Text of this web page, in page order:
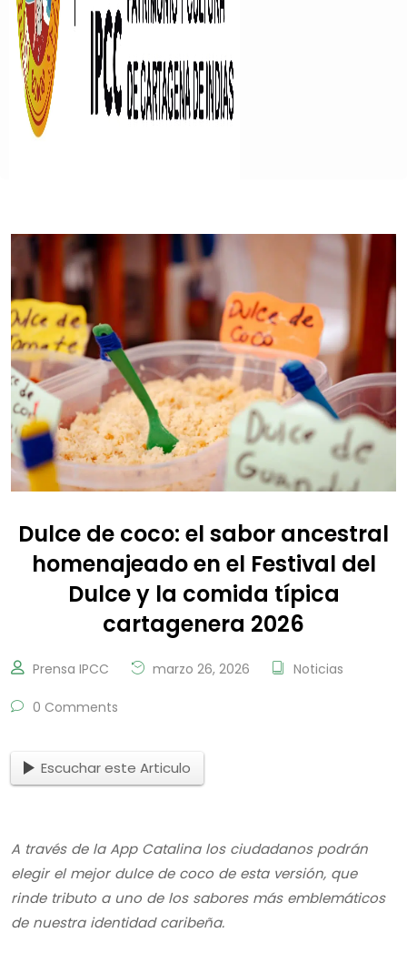
Dulce de coco: el sabor ancestral
homenajeado en el Festival del
Dulce y la comida típica
cartagenera 2026
Prensa IPCC marzo 26, 2026 Noticias
0 Comments
Escuchar este Articulo
A través de la App Catalina los ciudadanos podrán
elegir el mejor dulce de coco de esta versión, que
rinde tributo a uno de los sabores más emblemáticos
de nuestra identidad caribeña.